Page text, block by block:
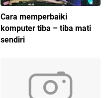
Cara memperbaiki
komputer tiba – tiba mati
sendiri